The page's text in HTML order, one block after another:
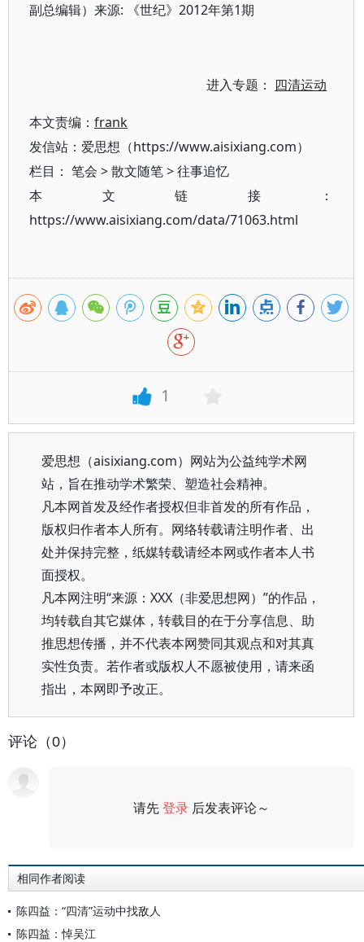
副总编辑）来源: 《世纪》2012年第1期
进入专题： 四清运动
本文责编： frank
发信站：爱思想（https://www.aisixiang.com）
栏目： 笔会 >散文随笔>往事追忆
本文链接：
https://www.aisixiang.com/data/71063.html
1
爱思想（aisixiang.com）网站为公益纯学术网
站，旨在推动学术繁荣、塑造社会精神。
凡本网首发及经作者授权但非首发的所有作品，
版权归作者本人所有。网络转载请注明作者、出
处并保持完整，纸媒转载请经本网或作者本人书
面授权。
凡本网注明“来源：XXX（非爱思想网）”的作品，
均转载自其它媒体，转载目的在于分享信息、助
推思想传播，并不代表本网赞同其观点和对其真
实性负责。若作者或版权人不愿被使用，请来函
指出，本网即予改正。
评论（0）
请先登录 后发表评论～
相同作者阅读
陈四益：“四清”运动中找敌人
陈四益：悼吴江